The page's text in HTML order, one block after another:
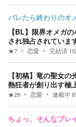
バレたら終わりのオ
【BL】限界オメガ
され独占されていま
★7 恋愛 完結済 15
【初稿】竜の聖女
熱狂者が創り出す極
★29 恋愛 連載中
ちょっ、そんなプレ